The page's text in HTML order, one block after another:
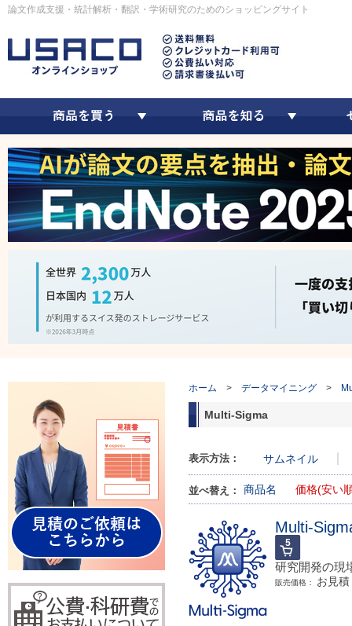
論文作成支援・統計解析・翻訳・学術研究のためのショッピングサイト
ホーム > データマイニング >
Multi-Sigma
表示方法： サムネイル
並べ替え： 商品名 価格(安い
Multi-
研究開発の現
販売価格： お見積